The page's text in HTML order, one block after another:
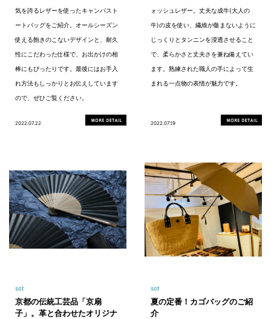
気を誇るレザーを使ったキャンバスト
ートバッグをご紹介。オールシーズン
使える飽きのこないデザインと、耐久
性にこだわった仕様で、お出かけの相
棒にもぴったりです。最後にはお手入
れ方法もしっかりとお伝えしています
ので、ぜひご覧ください。
2022.07.22
ォッシュレザー。丈夫な成牛(大人の
牛)の皮を使い、繊維が傷まないように
じっくりとタンニンを浸透させること
で、柔らかさと丈夫さを兼ね備えてい
ます。熟練された職人の手によって生
まれる一点物の表情が魅力です。
2022.07.19
sot
京都の伝統工芸品「京扇
子」。革と合わせたオリジナ
sot
夏の定番！カゴバッグのご紹
介